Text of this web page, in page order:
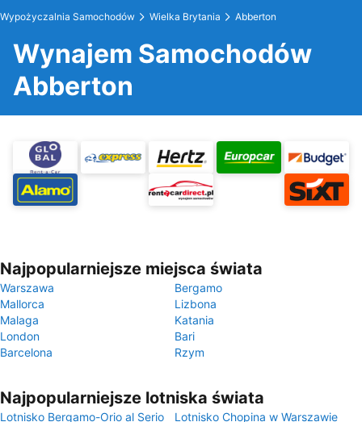
Wypożyczalnia Samochodów Wielka Brytania Abberton
Wynajem Samochodów
Abberton
Najpopularniejsze miejsca świata
Warszawa
Bergamo
Mallorca
Lizbona
Malaga
Katania
London
Bari
Barcelona
Rzym
Najpopularniejsze lotniska świata
Lotnisko Bergamo-Orio al Serio
Lotnisko Chopina w Warszawie